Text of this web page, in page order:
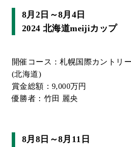
8月2日～8月4日
2024 北海道meijiカップ
開催コース：札幌国際カントリ
(北海道)
賞金総額：9,000万円
優勝者：竹田 麗央
8月8日～8月11日